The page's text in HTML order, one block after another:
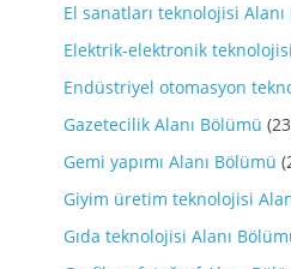
El sanatları teknolojisi
Elektrik-elektronik
Endüstriyel otomasyon
Gazetecilik Alanı Bölümü
Gemi yapımı Alanı Bölümü
Giyim üretim teknolojisi
Gıda teknolojisi Alanı